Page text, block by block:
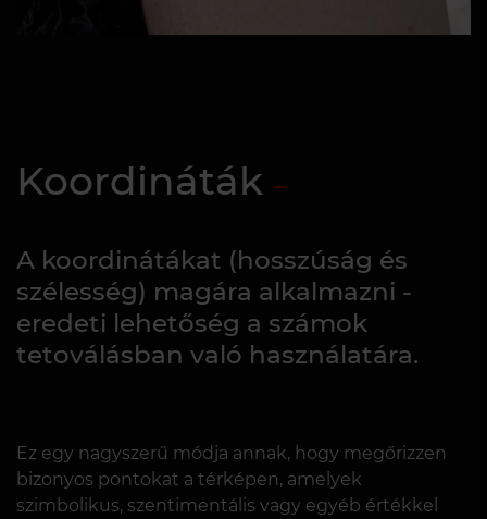
Koordináták
A koordinátákat (hosszúság és
szélesség) magára alkalmazni -
eredeti lehetőség a számok
tetoválásban való használatára.
Ez egy nagyszerű módja annak, hogy megőrizzen
bizonyos pontokat a térképen, amelyek
szimbolikus, szentimentális vagy egyéb értékkel